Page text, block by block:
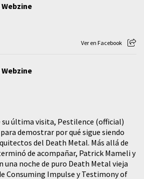
Ver en Facebook
su última visita, Pestilence (official)
demostrar por qué sigue siendo
del Death Metal. Más allá de
de acompañar, Patrick Mameli y
una noche de puro Death Metal vieja
Consuming Impulse y Testimony of